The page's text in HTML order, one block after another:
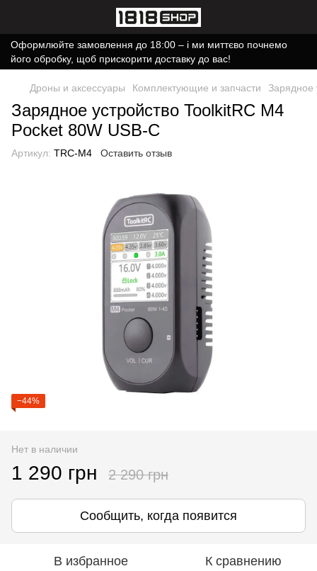
Оформлюйте замовлення до 18:00 – і ми миттєво почнемо
його обробку, щоб прискорити доставку до вас!
Дроны и аксессуары Комплектующие и запчасти Зарядное
Зарядное устройство ToolkitRC M4
Pocket 80W USB-C
Артикул: TRC-M4 Оставить отзыв
−44%
Нет в наличии
1 290 грн 2 290 грн
Сообщить, когда появится
В избранное К сравнению